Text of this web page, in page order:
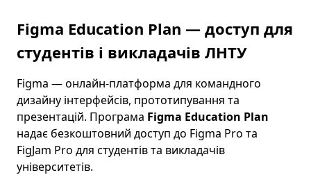
Figma Education Plan — доступ для
студентів і викладачів ЛНТУ
Figma — онлайн-платформа для командного
дизайну інтерфейсів, прототипування та
презентацій. Програма Figma Education Plan
надає безкоштовний доступ до Figma Pro та
FigJam Pro для студентів та викладачів
університетів.